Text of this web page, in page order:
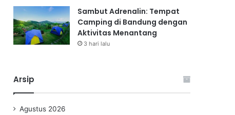
Sambut Adrenalin: Tempat
Camping di Bandung dengan
Aktivitas Menantang
3 hari lalu
Arsip
Agustus 2026